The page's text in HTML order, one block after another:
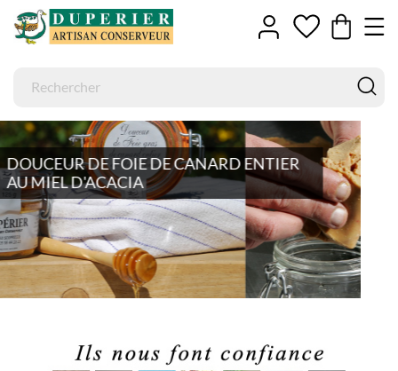
FOIE GRAS DE CANARD ENTIER
PIMENT D'ESPELETTE